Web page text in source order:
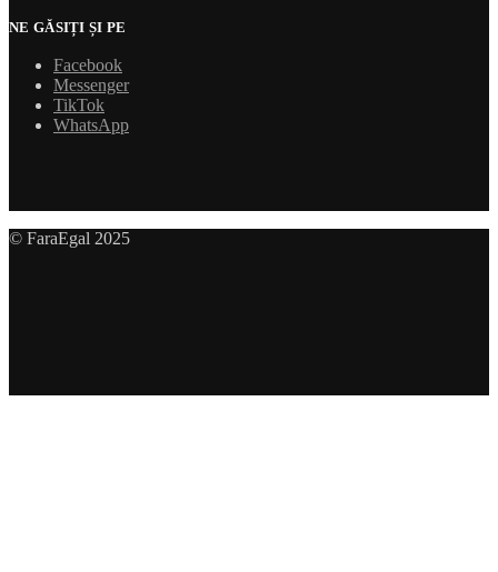
NE GĂSIȚI ȘI PE
Facebook
Messenger
TikTok
WhatsApp
© FaraEgal 2025